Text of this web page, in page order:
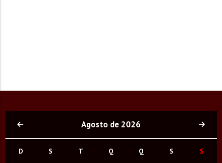
Agosto de 2026
D S T Q Q S S